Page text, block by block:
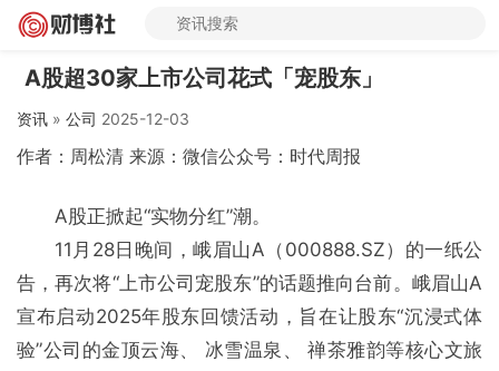
A股超30家上市公司花式「宠股东」
资讯 » 公司 2025-12-03
作者：周松清 来源：微信公众号：时代周报
A股正掀起“实物分红”潮。
11月28日晚间，峨眉山A（000888.SZ）的一纸公
告，再次将“上市公司宠股东”的话题推向台前。峨眉山A
宣布启动2025年股东回馈活动，旨在让股东“沉浸式体
验”公司的金顶云海、 冰雪温泉、 禅茶雅韵等核心文旅